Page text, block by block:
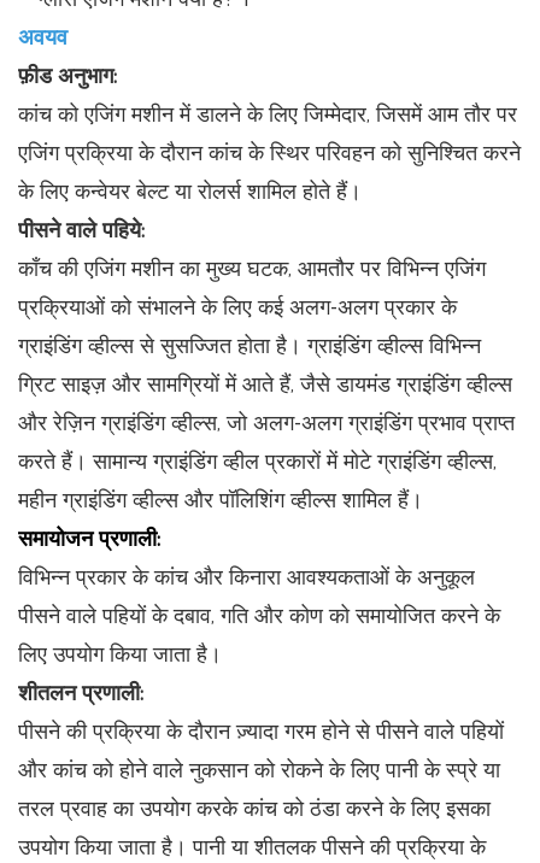
अवयव
फ़ीड अनुभाग:
कांच को एजिंग मशीन में डालने के लिए जिम्मेदार, जिसमें आम तौर पर
एजिंग प्रक्रिया के दौरान कांच के स्थिर परिवहन को सुनिश्चित करने
के लिए कन्वेयर बेल्ट या रोलर्स शामिल होते हैं।
पीसने वाले पहिये:
काँच की एजिंग मशीन का मुख्य घटक, आमतौर पर विभिन्न एजिंग
प्रक्रियाओं को संभालने के लिए कई अलग-अलग प्रकार के
ग्राइंडिंग व्हील्स से सुसज्जित होता है। ग्राइंडिंग व्हील्स विभिन्न
ग्रिट साइज़ और सामग्रियों में आते हैं, जैसे डायमंड ग्राइंडिंग व्हील्स
और रेज़िन ग्राइंडिंग व्हील्स, जो अलग-अलग ग्राइंडिंग प्रभाव प्राप्त
करते हैं। सामान्य ग्राइंडिंग व्हील प्रकारों में मोटे ग्राइंडिंग व्हील्स,
महीन ग्राइंडिंग व्हील्स और पॉलिशिंग व्हील्स शामिल हैं।
समायोजन प्रणाली:
विभिन्न प्रकार के कांच और किनारा आवश्यकताओं के अनुकूल
पीसने वाले पहियों के दबाव, गति और कोण को समायोजित करने के
लिए उपयोग किया जाता है।
शीतलन प्रणाली:
पीसने की प्रक्रिया के दौरान ज़्यादा गरम होने से पीसने वाले पहियों
और कांच को होने वाले नुकसान को रोकने के लिए पानी के स्प्रे या
तरल प्रवाह का उपयोग करके कांच को ठंडा करने के लिए इसका
उपयोग किया जाता है। पानी या शीतलक पीसने की प्रक्रिया के